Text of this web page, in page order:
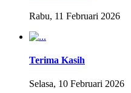
Rabu, 11 Februari 2026
Terima Kasih
Selasa, 10 Februari 2026